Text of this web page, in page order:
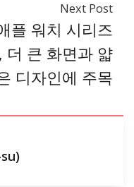
Next Post
플 워치 시리즈
더 큰 화면과 얇
디자인에 주목